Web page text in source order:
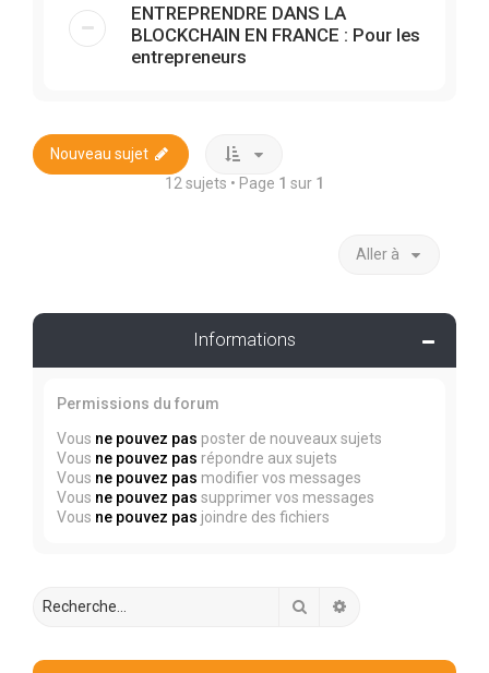
ENTREPRENDRE DANS LA
BLOCKCHAIN EN FRANCE : Pour les
entrepreneurs
Nouveau sujet
12 sujets • Page 1 sur 1
Aller à
Informations
Permissions du forum
Vous ne pouvez pas poster de nouveaux sujets
Vous ne pouvez pas répondre aux sujets
Vous ne pouvez pas modifier vos messages
Vous ne pouvez pas supprimer vos messages
Vous ne pouvez pas joindre des fichiers
Rechercher